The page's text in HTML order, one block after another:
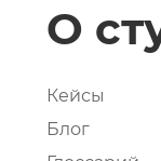
О
Кейсы
Блог